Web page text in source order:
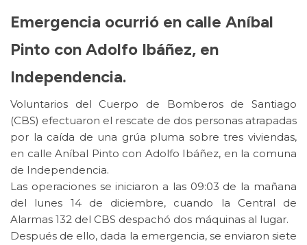
Emergencia ocurrió en calle Aníbal
Pinto con Adolfo Ibáñez, en
Independencia.
Voluntarios del Cuerpo de Bomberos de Santiago
(CBS) efectuaron el rescate de dos personas atrapadas
por la caída de una grúa pluma sobre tres viviendas,
en calle Aníbal Pinto con Adolfo Ibáñez, en la comuna
de Independencia.
Las operaciones se iniciaron a las 09:03 de la mañana
del lunes 14 de diciembre, cuando la Central de
Alarmas 132 del CBS despachó dos máquinas al lugar.
Después de ello, dada la emergencia, se enviaron siete